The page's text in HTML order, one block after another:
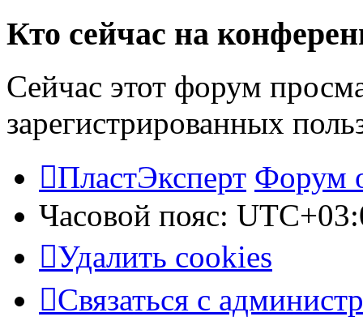
Кто сейчас на
Сейчас этот форум
зарегистрированных
ПластЭксперт Форум
Часовой пояс:
Удалить cookies
Связаться с